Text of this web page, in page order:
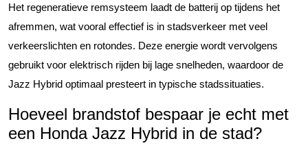
Het regeneratieve remsysteem laadt de batterij op tijdens het
afremmen, wat vooral effectief is in stadsverkeer met veel
verkeerslichten en rotondes. Deze energie wordt vervolgens
gebruikt voor elektrisch rijden bij lage snelheden, waardoor de
Jazz Hybrid optimaal presteert in typische stadssituaties.
Hoeveel brandstof bespaar je echt met
een Honda Jazz Hybrid in de stad?